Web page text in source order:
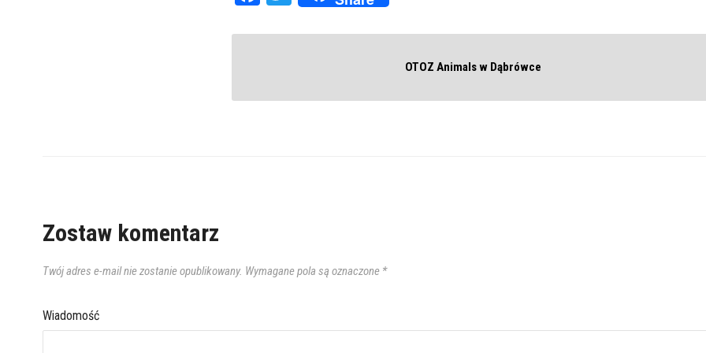
OTOZ Animals w Dąbrówce
Zostaw komentarz
Twój adres e-mail nie zostanie opublikowany. Wymagane pola są oznaczone *
Wiadomość